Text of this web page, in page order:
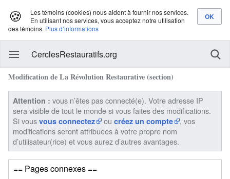
🍪
Les témoins (cookies) nous aident à fournir nos services.
En utilisant nos services, vous acceptez notre utilisation
des témoins. Plus d’informations
CerclesRestauratifs.org
Modification de La Révolution Restaurative (section)
Attention : vous n’êtes pas connecté(e). Votre adresse IP
sera visible de tout le monde si vous faites des modifications.
Si vous vous connectez ou créez un compte
, vos
modifications seront attribuées à votre propre nom
d’utilisateur(rice) et vous aurez d’autres avantages.